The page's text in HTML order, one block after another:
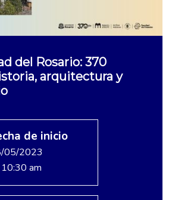
del Rosario: 370
arquitectura y
de inicio
05/2023
10:30 am